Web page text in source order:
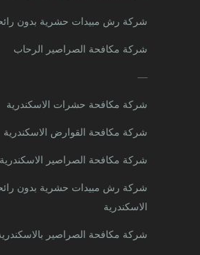
شركة رش مبيدات حشرية بدون
شركة مكافحة الصراصير الرحاب
—
شركة مكافحة حشرات الاسكندرية
شركة مكافحة القوارض الاسكندرية
شركة مكافحة الصراصير الاسكندرية
شركة رش مبيدات حشرية بدون
الاسكندرية
شركة مكافحة الصراصير